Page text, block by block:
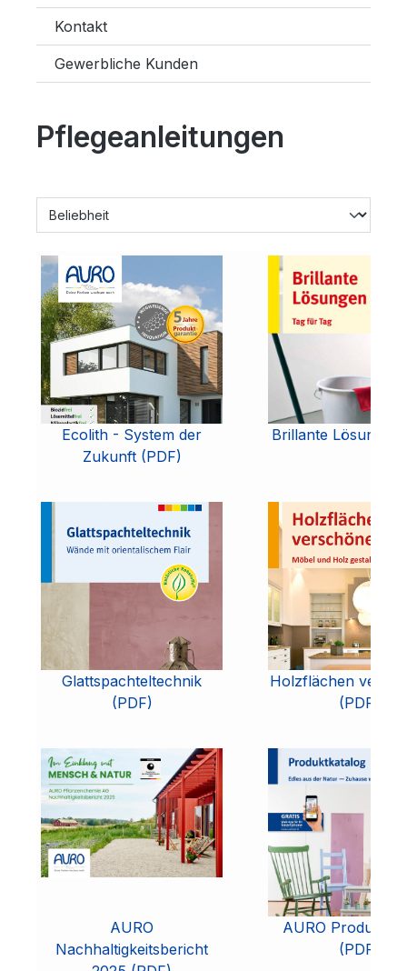
Kontakt
Gewerbliche Kunden
Pflegeanleitungen
Ecolith - System der
Zukunft (PDF)
Brillante Lösungen
Glattspachteltechnik
(PDF)
Holzflächen
(PDF)
AURO
Nachhaltigkeitsbericht
AURO
(PDF)